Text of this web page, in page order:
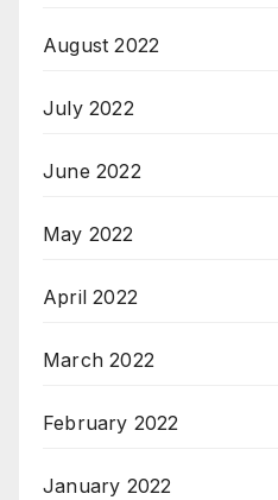
August 2022
July 2022
June 2022
May 2022
April 2022
March 2022
February 2022
January 2022